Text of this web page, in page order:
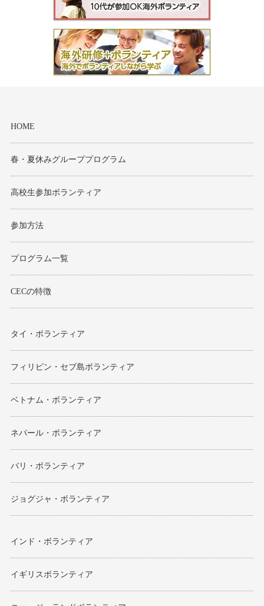
HOME
春・夏休みグループプログラム
高校生参加ボランティア
参加方法
プログラム一覧
CECの特徴
タイ・ボランティア
フィリピン・セブ島ボランティア
ベトナム・ボランティア
ネパール・ボランティア
バリ・ボランティア
ジョグジャ・ボランティア
インド・ボランティア
イギリスボランティア